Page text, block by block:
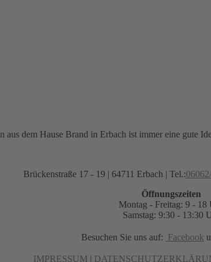
dem Hause Brand in Erbach ist immer eine gute
Brückenstraße 17 - 19 | 64711 Erbach | Tel.:
Öffnungszeiten
Montag - Freitag: 9 - 18
Samstag: 9:30 - 13:30
Besuchen Sie uns auf: Facebook
IMPRESSUM |